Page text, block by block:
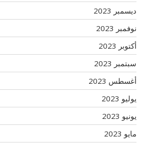
ديسمبر 2023
نوفمبر 2023
أكتوبر 2023
سبتمبر 2023
أغسطس 2023
يوليو 2023
يونيو 2023
مايو 2023